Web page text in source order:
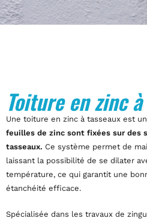
Toiture en zinc
Une toiture en zinc à tasseaux est
feuilles de zinc sont fixées sur des
tasseaux. Ce système permet de
laissant la possibilité de se dilater
température, ce qui garantit une
étanchéité efficace.
Spécialisée dans les travaux de